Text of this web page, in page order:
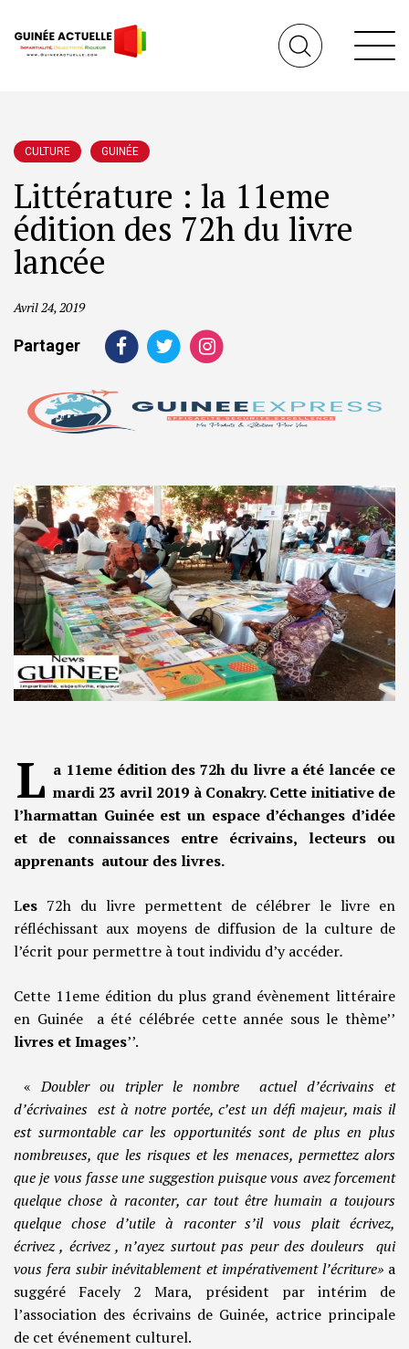
CULTURE GUINÉE
Littérature : la 11eme
édition des 72h du livre
lancée
Avril 24, 2019
Partager
L a 11eme édition des 72h du livre a été lancée ce
mardi 23 avril 2019 à Conakry. Cette initiative de
l’harmattan Guinée est un espace d’échanges d’idée
et de connaissances entre écrivains, lecteurs ou
apprenants autour des livres.
Les 72h du livre permettent de célébrer le livre en
réfléchissant aux moyens de diffusion de la culture de
l’écrit pour permettre à tout individu d’y accéder.
Cette 11eme édition du plus grand évènement littéraire
en Guinée a été célébrée cette année sous le thème’’
livres et Images’’.
«Doubler ou tripler le nombre actuel d’écrivains et
d’écrivaines est à notre portée, c’est un défi majeur, mais il
est surmontable car les opportunités sont de plus en plus
nombreuses, que les risques et les menaces, permettez alors
que je vous fasse une suggestion puisque vous avez forcement
quelque chose à raconter, car tout être humain a toujours
quelque chose d’utile à raconter s’il vous plait écrivez,
écrivez , écrivez , n’ayez surtout pas peur des douleurs qui
vous fera subir inévitablement et impérativement l’écriture»a
suggéré Facely 2 Mara, président par intérim de
l’association des écrivains de Guinée, actrice principale
de cet événement culturel.